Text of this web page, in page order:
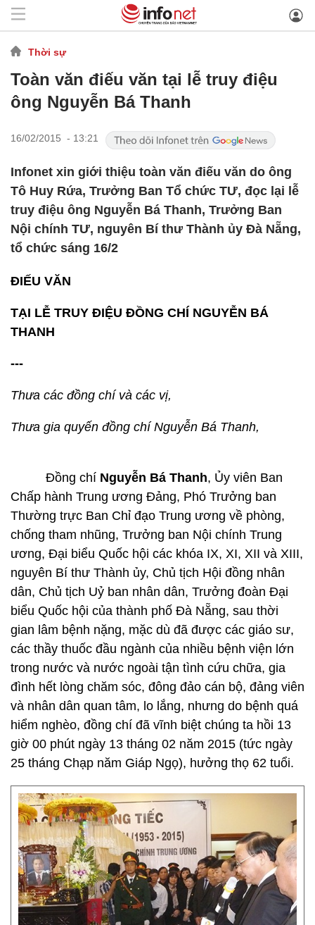
Thời sự
Toàn văn điếu văn tại lễ truy điệu
ông Nguyễn Bá Thanh
16/02/2015 - 13:21
Infonet xin giới thiệu toàn văn điếu văn do ông
Tô Huy Rứa, Trưởng Ban Tổ chức TƯ, đọc lại lễ
truy điệu ông Nguyễn Bá Thanh, Trưởng Ban
Nội chính TƯ, nguyên Bí thư Thành ủy Đà Nẵng,
tổ chức sáng 16/2
ĐIẾU VĂN
TẠI LỄ TRUY ĐIỆU ĐỒNG CHÍ NGUYỄN BÁ
THANH
---
Thưa các đồng chí và các vị,
Thưa gia quyến đồng chí Nguyễn Bá Thanh,
Đồng chí Nguyễn Bá Thanh, Ủy viên Ban
Chấp hành Trung ương Đảng, Phó Trưởng ban
Thường trực Ban Chỉ đạo Trung ương về phòng,
chống tham nhũng, Trưởng ban Nội chính Trung
ương, Đại biểu Quốc hội các khóa IX, XI, XII và XIII,
nguyên Bí thư Thành ủy, Chủ tịch Hội đồng nhân
dân, Chủ tịch Uỷ ban nhân dân, Trưởng đoàn Đại
biểu Quốc hội của thành phố Đà Nẵng, sau thời
gian lâm bệnh nặng, mặc dù đã được các giáo sư,
các thầy thuốc đầu ngành của nhiều bệnh viện lớn
trong nước và nước ngoài tận tình cứu chữa, gia
đình hết lòng chăm sóc, đông đảo cán bộ, đảng viên
và nhân dân quan tâm, lo lắng, nhưng do bệnh quá
hiểm nghèo, đồng chí đã vĩnh biệt chúng ta hồi 13
giờ 00 phút ngày 13 tháng 02 năm 2015 (tức ngày
25 tháng Chạp năm Giáp Ngọ), hưởng thọ 62 tuổi.